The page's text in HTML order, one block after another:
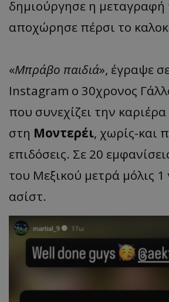
δημιούργησε η μεταγραφή
αποχώρησε πέρσι το
«Μπράβο παιδιά», έγραψε
Instagram ο 30χρονος
που συνεχίζει την
στη Μοντερέι, χωρίς-και
επιδόσεις. Σε 20
του Μεξικού μετρά μόλις 1
ασίστ.